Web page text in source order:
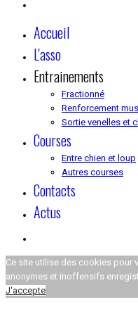
Accueil
L'asso
Entrainements
Fractionné
Renforcement
Sortie venelles et
Courses
Entre chien et loup
Autres courses
Contacts
Actus
Ce site utilise des cookies pour
anonymes et inoffensifs
J'accepte